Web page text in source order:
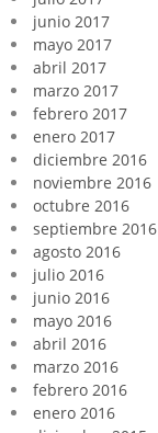
junio 2017
mayo 2017
abril 2017
marzo 2017
febrero 2017
enero 2017
diciembre 2016
noviembre 2016
octubre 2016
septiembre 2016
agosto 2016
julio 2016
junio 2016
mayo 2016
abril 2016
marzo 2016
febrero 2016
enero 2016